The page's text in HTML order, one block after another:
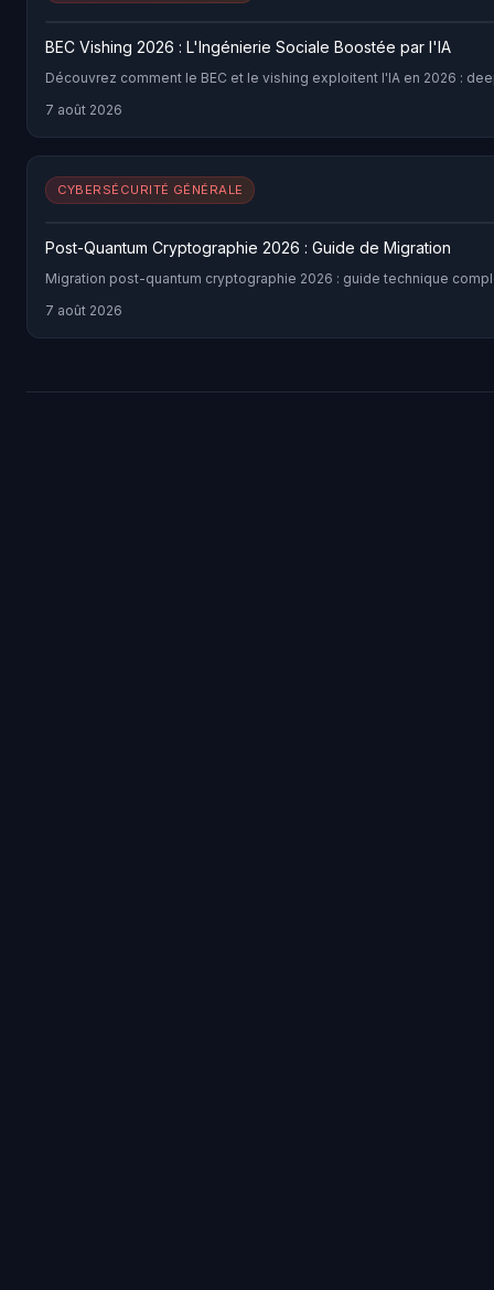
BEC Vishing 2026 : L'Ingénierie Sociale Boostée par l'IA
Découvrez comment le BEC et le vishing exploitent l'IA en 2026 :
7 août 2026
CYBERSÉCURITÉ GÉNÉRALE
Post-Quantum Cryptographie 2026 : Guide de Migration
Migration post-quantum cryptographie 2026 : guide technique
7 août 2026